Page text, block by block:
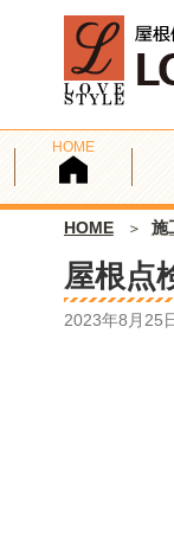
HOME 施
屋根点
2023年8月25